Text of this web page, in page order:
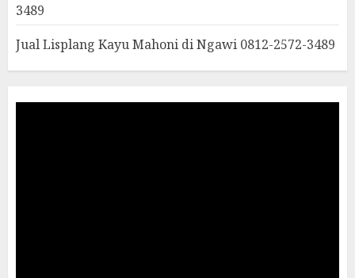
3489
Jual Lisplang Kayu Mahoni di Ngawi 0812-2572-3489